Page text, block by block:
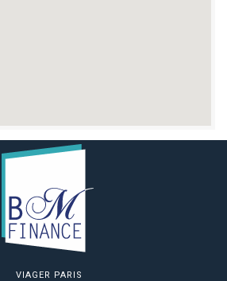
VIAGER PARIS